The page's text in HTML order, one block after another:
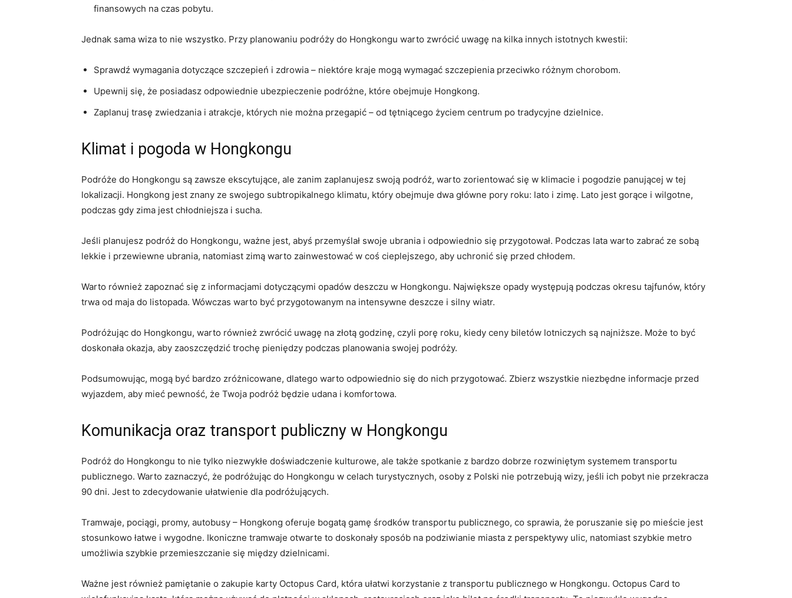
finansowych na czas ⁤pobytu.
Jednak sama⁢ wiza to nie ‍wszystko. Przy planowaniu⁤ podróży do Hongkongu warto zwrócić uwagę na‌ kilka innych istotnych ⁢kwestii:
Sprawdź wymagania dotyczące szczepień i zdrowia – niektóre kraje mogą wymagać szczepienia przeciwko różnym chorobom.
Upewnij się, że⁢ posiadasz ⁢odpowiednie ubezpieczenie ‍podróżne, które obejmuje⁢ Hongkong.
Zaplanuj trasę zwiedzania i atrakcje, których nie można przegapić – od tętniącego życiem centrum po tradycyjne dzielnice.
Klimat‍ i pogoda⁢ w Hongkongu
Podróże do Hongkongu są zawsze ekscytujące, ale zanim zaplanujesz swoją podróż, warto zorientować się w klimacie ‍i pogodzie panującej w tej
lokalizacji. Hongkong jest znany ze swojego ⁣subtropikalnego klimatu, ‌który obejmuje dwa główne pory roku: lato i zimę. ⁤Lato jest gorące i wilgotne,
podczas gdy zima jest chłodniejsza‌ i sucha.
Jeśli ⁢planujesz⁢ podróż do​ Hongkongu,⁢ ważne jest, abyś przemyślał swoje ⁣ubrania i odpowiednio się przygotował. ⁢Podczas lata warto zabrać​ ze sobą⁢
lekkie i przewiewne ubrania, natomiast zimą warto zainwestować w coś cieplejszego, aby uchronić się przed chłodem.
Warto również zapoznać się z informacjami dotyczącymi opadów deszczu w Hongkongu. Największe ​opady występują podczas okresu tajfunów, ‍który
trwa od ‌maja do listopada. Wówczas warto być przygotowanym na intensywne deszcze i silny wiatr.
Podróżując do Hongkongu, warto również zwrócić uwagę na złotą godzinę, czyli porę roku, kiedy ceny biletów lotniczych są najniższe. Może​ to być
doskonała okazja, aby zaoszczędzić trochę pieniędzy podczas planowania swojej ⁢podróży.
Podsumowując, mogą być bardzo zróżnicowane, dlatego warto odpowiednio się do nich przygotować. ​Zbierz wszystkie niezbędne informacje⁢ przed
wyjazdem, aby mieć pewność, że Twoja ⁣podróż będzie udana i komfortowa.
Komunikacja oraz transport publiczny w Hongkongu
Podróż do ​Hongkongu to nie tylko​ niezwykłe doświadczenie kulturowe, ‌ale także spotkanie z bardzo⁢ dobrze rozwiniętym systemem transportu
publicznego. Warto zaznaczyć, że podróżując​ do Hongkongu ⁢w celach​ turystycznych, osoby z Polski nie potrzebują wizy, jeśli ich pobyt nie ‌przekracza
90 dni.⁤ Jest to zdecydowanie ułatwienie ⁤dla⁢ podróżujących.
Tramwaje, pociągi, promy, ​autobusy – Hongkong‍ oferuje bogatą gamę środków transportu publicznego, co sprawia, że poruszanie się po mieście jest
stosunkowo łatwe i wygodne. Ikoniczne tramwaje otwarte ‌to ​doskonały sposób na ⁣podziwianie ​miasta z perspektywy ulic, natomiast szybkie metro
umożliwia szybkie przemieszczanie ⁣się ⁣między dzielnicami.
Ważne jest⁤ również pamiętanie o zakupie karty Octopus Card, która ułatwi korzystanie z transportu⁢ publicznego w Hongkongu. Octopus Card to‍